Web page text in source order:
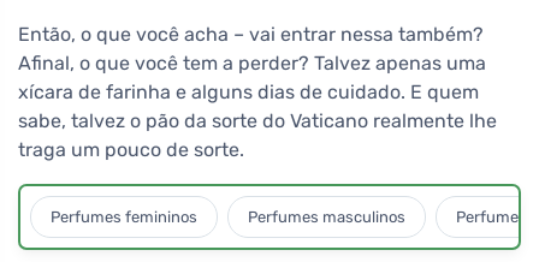
Então, o que você acha – vai entrar nessa também?
Afinal, o que você tem a perder? Talvez apenas uma
xícara de farinha e alguns dias de cuidado. E quem
sabe, talvez o pão da sorte do Vaticano realmente lhe
traga um pouco de sorte.
Perfumes femininos Perfumes masculinos Perfumes